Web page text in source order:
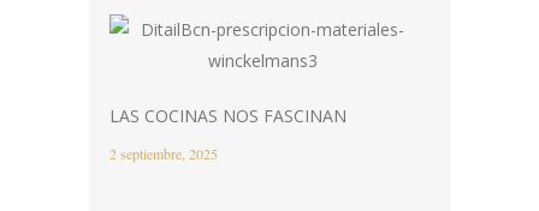
LAS COCINAS NOS FASCINAN
2 septiembre, 2025